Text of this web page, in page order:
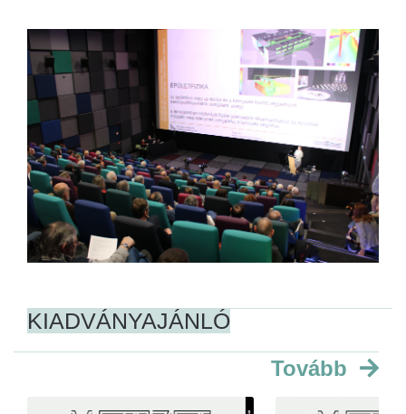
KIADVÁNYAJÁNLÓ
Tovább